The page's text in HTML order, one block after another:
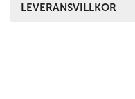
LEVERANSVILLKOR